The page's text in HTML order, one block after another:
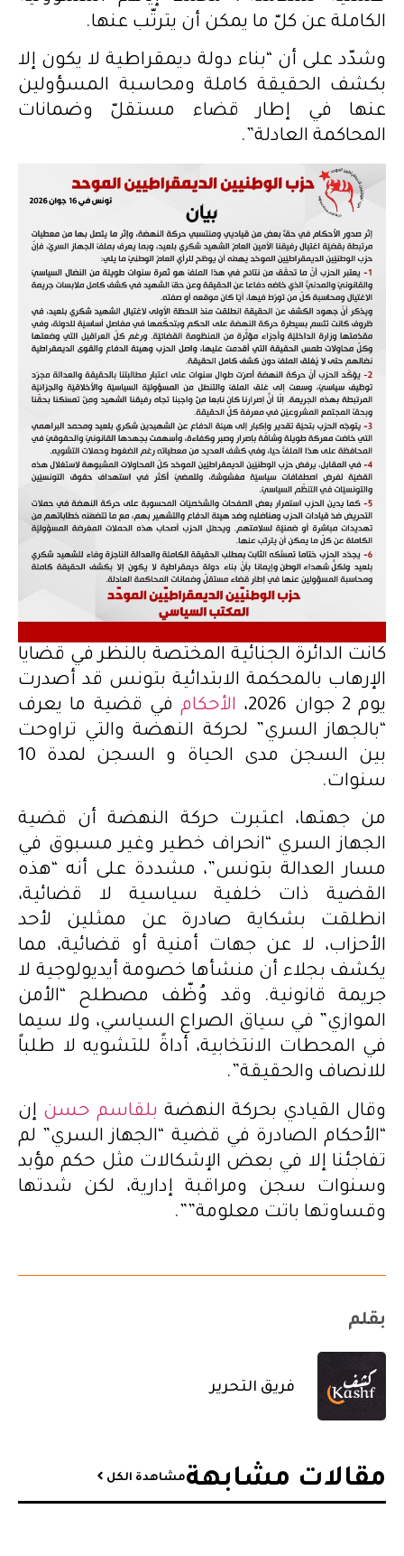
الكاملة عن كلّ ما يمكن أن يترتّب عنها.
وشدّد على أن “بناء دولة ديمقراطية لا يكون إلا
بكشف الحقيقة كاملة ومحاسبة المسؤولين
عنها في إطار قضاء مستقلّ وضمانات
المحاكمة العادلة”.
كانت الدائرة الجنائية المختصة بالنظر في قضايا
الإرهاب بالمحكمة الابتدائية بتونس قد أصدرت
يوم 2 جوان 2026،
الأحكام في قضية ما يعرف
“بالجهاز السري” لحركة النهضة والتي تراوحت
بين السجن مدى الحياة و السجن لمدة 10
سنوات.
من جهتها، اعتبرت حركة النهضة أن قضية
الجهاز السري “انحراف خطير وغير مسبوق في
مسار العدالة بتونس”، مشددة على أنه “هذه
القضية ذات خلفية سياسية لا قضائية،
انطلقت بشكاية صادرة عن ممثلين لأحد
الأحزاب، لا عن جهات أمنية أو قضائية، مما
يكشف بجلاء أن منشأها خصومة أيديولوجية لا
جريمة قانونية. وقد وُظّف مصطلح “الأمن
الموازي” في سياق الصراع السياسي، ولا سيما
في المحطات الانتخابية، أداةً للتشويه لا طلباً
للانصاف والحقيقة”.
وقال القيادي بحركة النهضة بلقاسم حسن إن
“الأحكام الصادرة في قضية “الجهاز السري” لم
تفاجئنا إلا في بعض الإشكالات مثل حكم مؤبد
وسنوات سجن ومراقبة إدارية، لكن شدتها
وقساوتها باتت معلومة””.
بقلم
فريق التحرير
مقالات مشابهة​مشاهدة الكل